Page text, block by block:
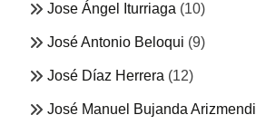
Jose Ángel Iturriaga (10)
José Antonio Beloqui (9)
José Díaz Herrera (12)
José Manuel Bujanda Arizmendi